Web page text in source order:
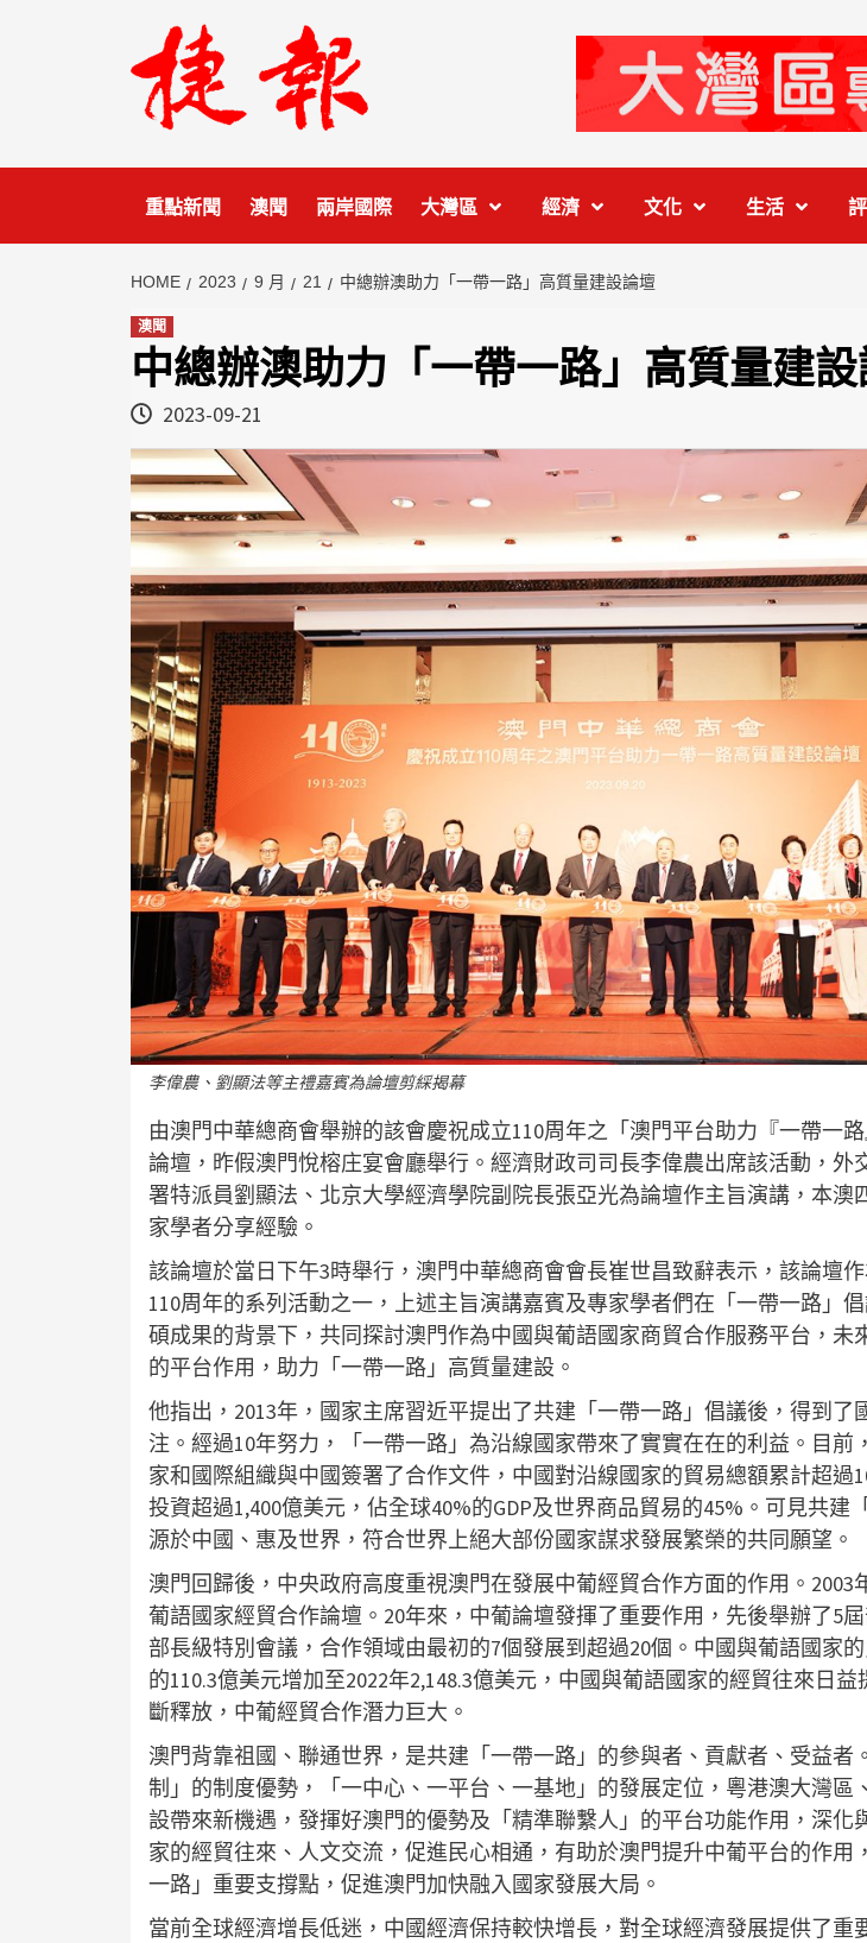
重點新聞 澳聞 兩岸國際 大灣區 經濟 文化 生活
HOME 2023 9 月 21 中總辦澳助力「一帶一路」高質量建設論壇
澳聞
中總辦澳助力「一帶一路」高質量建
2023-09-21
李偉農、劉顯法等主禮嘉賓為論壇剪綵揭幕
由澳門中華總商會舉辦的該會慶祝成立110周年之「澳門平台助力『一帶一路
論壇，昨假澳門悅榕庄宴會廳舉行。經濟財政司司長李偉農出席該活動，外
署特派員劉顯法、北京大學經濟學院副院長張亞光為論壇作主旨演講，本澳
家學者分享經驗。
該論壇於當日下午3時舉行，澳門中華總商會會長崔世昌致辭表示，該論壇
110周年的系列活動之一，上述主旨演講嘉賓及專家學者們在「一帶一路」
碩成果的背景下，共同探討澳門作為中國與葡語國家商貿合作服務平台，未
的平台作用，助力「一帶一路」高質量建設。
他指出，2013年，國家主席習近平提出了共建「一帶一路」倡議後，得到了
注。經過10年努力，「一帶一路」為沿線國家帶來了實實在在的利益。目前
家和國際組織與中國簽署了合作文件，中國對沿線國家的貿易總額累計超過
投資超過1,400億美元，佔全球40%的GDP及世界商品貿易的45%。可見共建
源於中國、惠及世界，符合世界上絕大部份國家謀求發展繁榮的共同願望。
澳門回歸後，中央政府高度重視澳門在發展中葡經貿合作方面的作用。2003
葡語國家經貿合作論壇。20年來，中葡論壇發揮了重要作用，先後舉辦了5
部長級特別會議，合作領域由最初的7個發展到超過20個。中國與葡語國家
的110.3億美元增加至2022年2,148.3億美元，中國與葡語國家的經貿往來日
斷釋放，中葡經貿合作潛力巨大。
澳門背靠祖國、聯通世界，是共建「一帶一路」的參與者、貢獻者、受益者
制」的制度優勢，「一中心、一平台、一基地」的發展定位，粵港澳大灣區
設帶來新機遇，發揮好澳門的優勢及「精準聯繫人」的平台功能作用，深化
家的經貿往來、人文交流，促進民心相通，有助於澳門提升中葡平台的作用
一路」重要支撐點，促進澳門加快融入國家發展大局。
當前全球經濟增長低迷，中國經濟保持較快增長，對全球經濟發展提供了重